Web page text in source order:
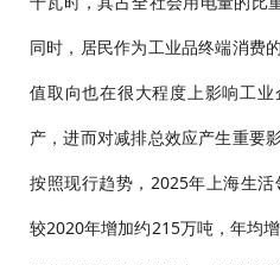
同时，居民作为工业品终端消费
值取向也在很大程度上影响工
产，进而对减排总效应产生重要
按照现行趋势，2025年上海生活
较2020年增加约215万吨，年均